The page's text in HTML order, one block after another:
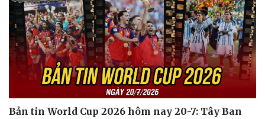
Bản tin World Cup 2026 hôm nay 20-7: Tây Ban